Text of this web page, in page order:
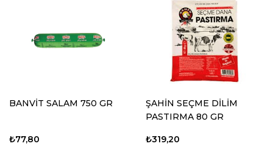
BANVİT SALAM 750 GR
₺77,80
ŞAHİN SEÇME DİLİM
PASTIRMA 80 GR
₺319,20